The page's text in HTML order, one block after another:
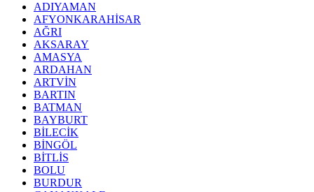
ADIYAMAN
AFYONKARAHİSAR
AĞRI
AKSARAY
AMASYA
ARDAHAN
ARTVİN
BARTIN
BATMAN
BAYBURT
BİLECİK
BİNGÖL
BİTLİS
BOLU
BURDUR